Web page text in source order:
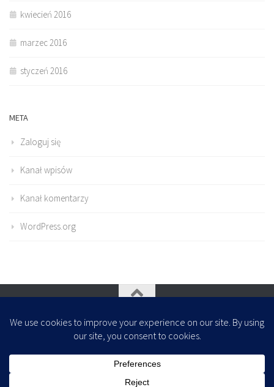
kwiecień 2016
marzec 2016
styczeń 2016
META
Zaloguj się
Kanał wpisów
Kanał komentarzy
WordPress.org
- Zaprojektowany z